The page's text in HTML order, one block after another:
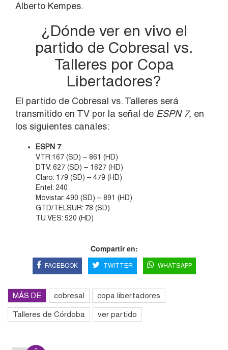
Alberto Kempes.
¿Dónde ver en vivo el
partido de Cobresal vs.
Talleres por Copa
Libertadores?
El partido de Cobresal vs. Talleres será
transmitido en TV por la señal de ESPN 7, en
los siguientes canales:
ESPN 7
VTR:167 (SD) – 861 (HD)
DTV: 627 (SD) – 1627 (HD)
Claro: 179 (SD) – 479 (HD)
Entel: 240
Movistar: 490 (SD) – 891 (HD)
GTD/TELSUR: 78 (SD)
TU VES: 520 (HD)
Compartir en:
FACEBOOK TWITTER WHATSAPP
MÁS DE cobresal copa libertadores
Talleres de Córdoba ver partido